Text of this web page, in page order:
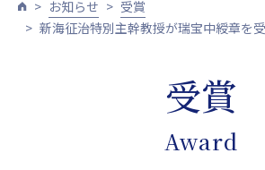
お知らせ
受賞
新海征治特別主幹教授が瑞宝中綬章を
受賞
Award